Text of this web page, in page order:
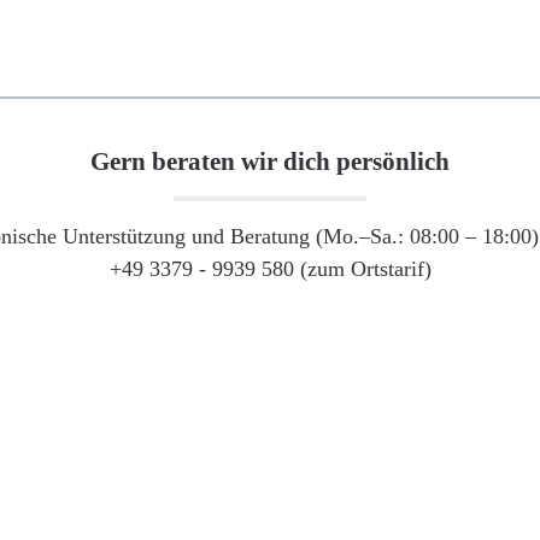
Gern beraten wir dich persönlich
Unterstützung und Beratung (Mo.–Sa.: 08:00 –
+49 3379 - 9939 580 (zum Ortstarif)